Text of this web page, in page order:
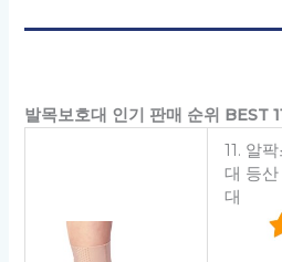
발목보호대 인기 판매 순위 BEST
11. 알
대 등
대